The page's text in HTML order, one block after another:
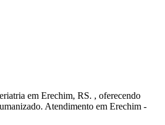
em Erechim, RS. , oferecendo
Atendimento em Erechim -